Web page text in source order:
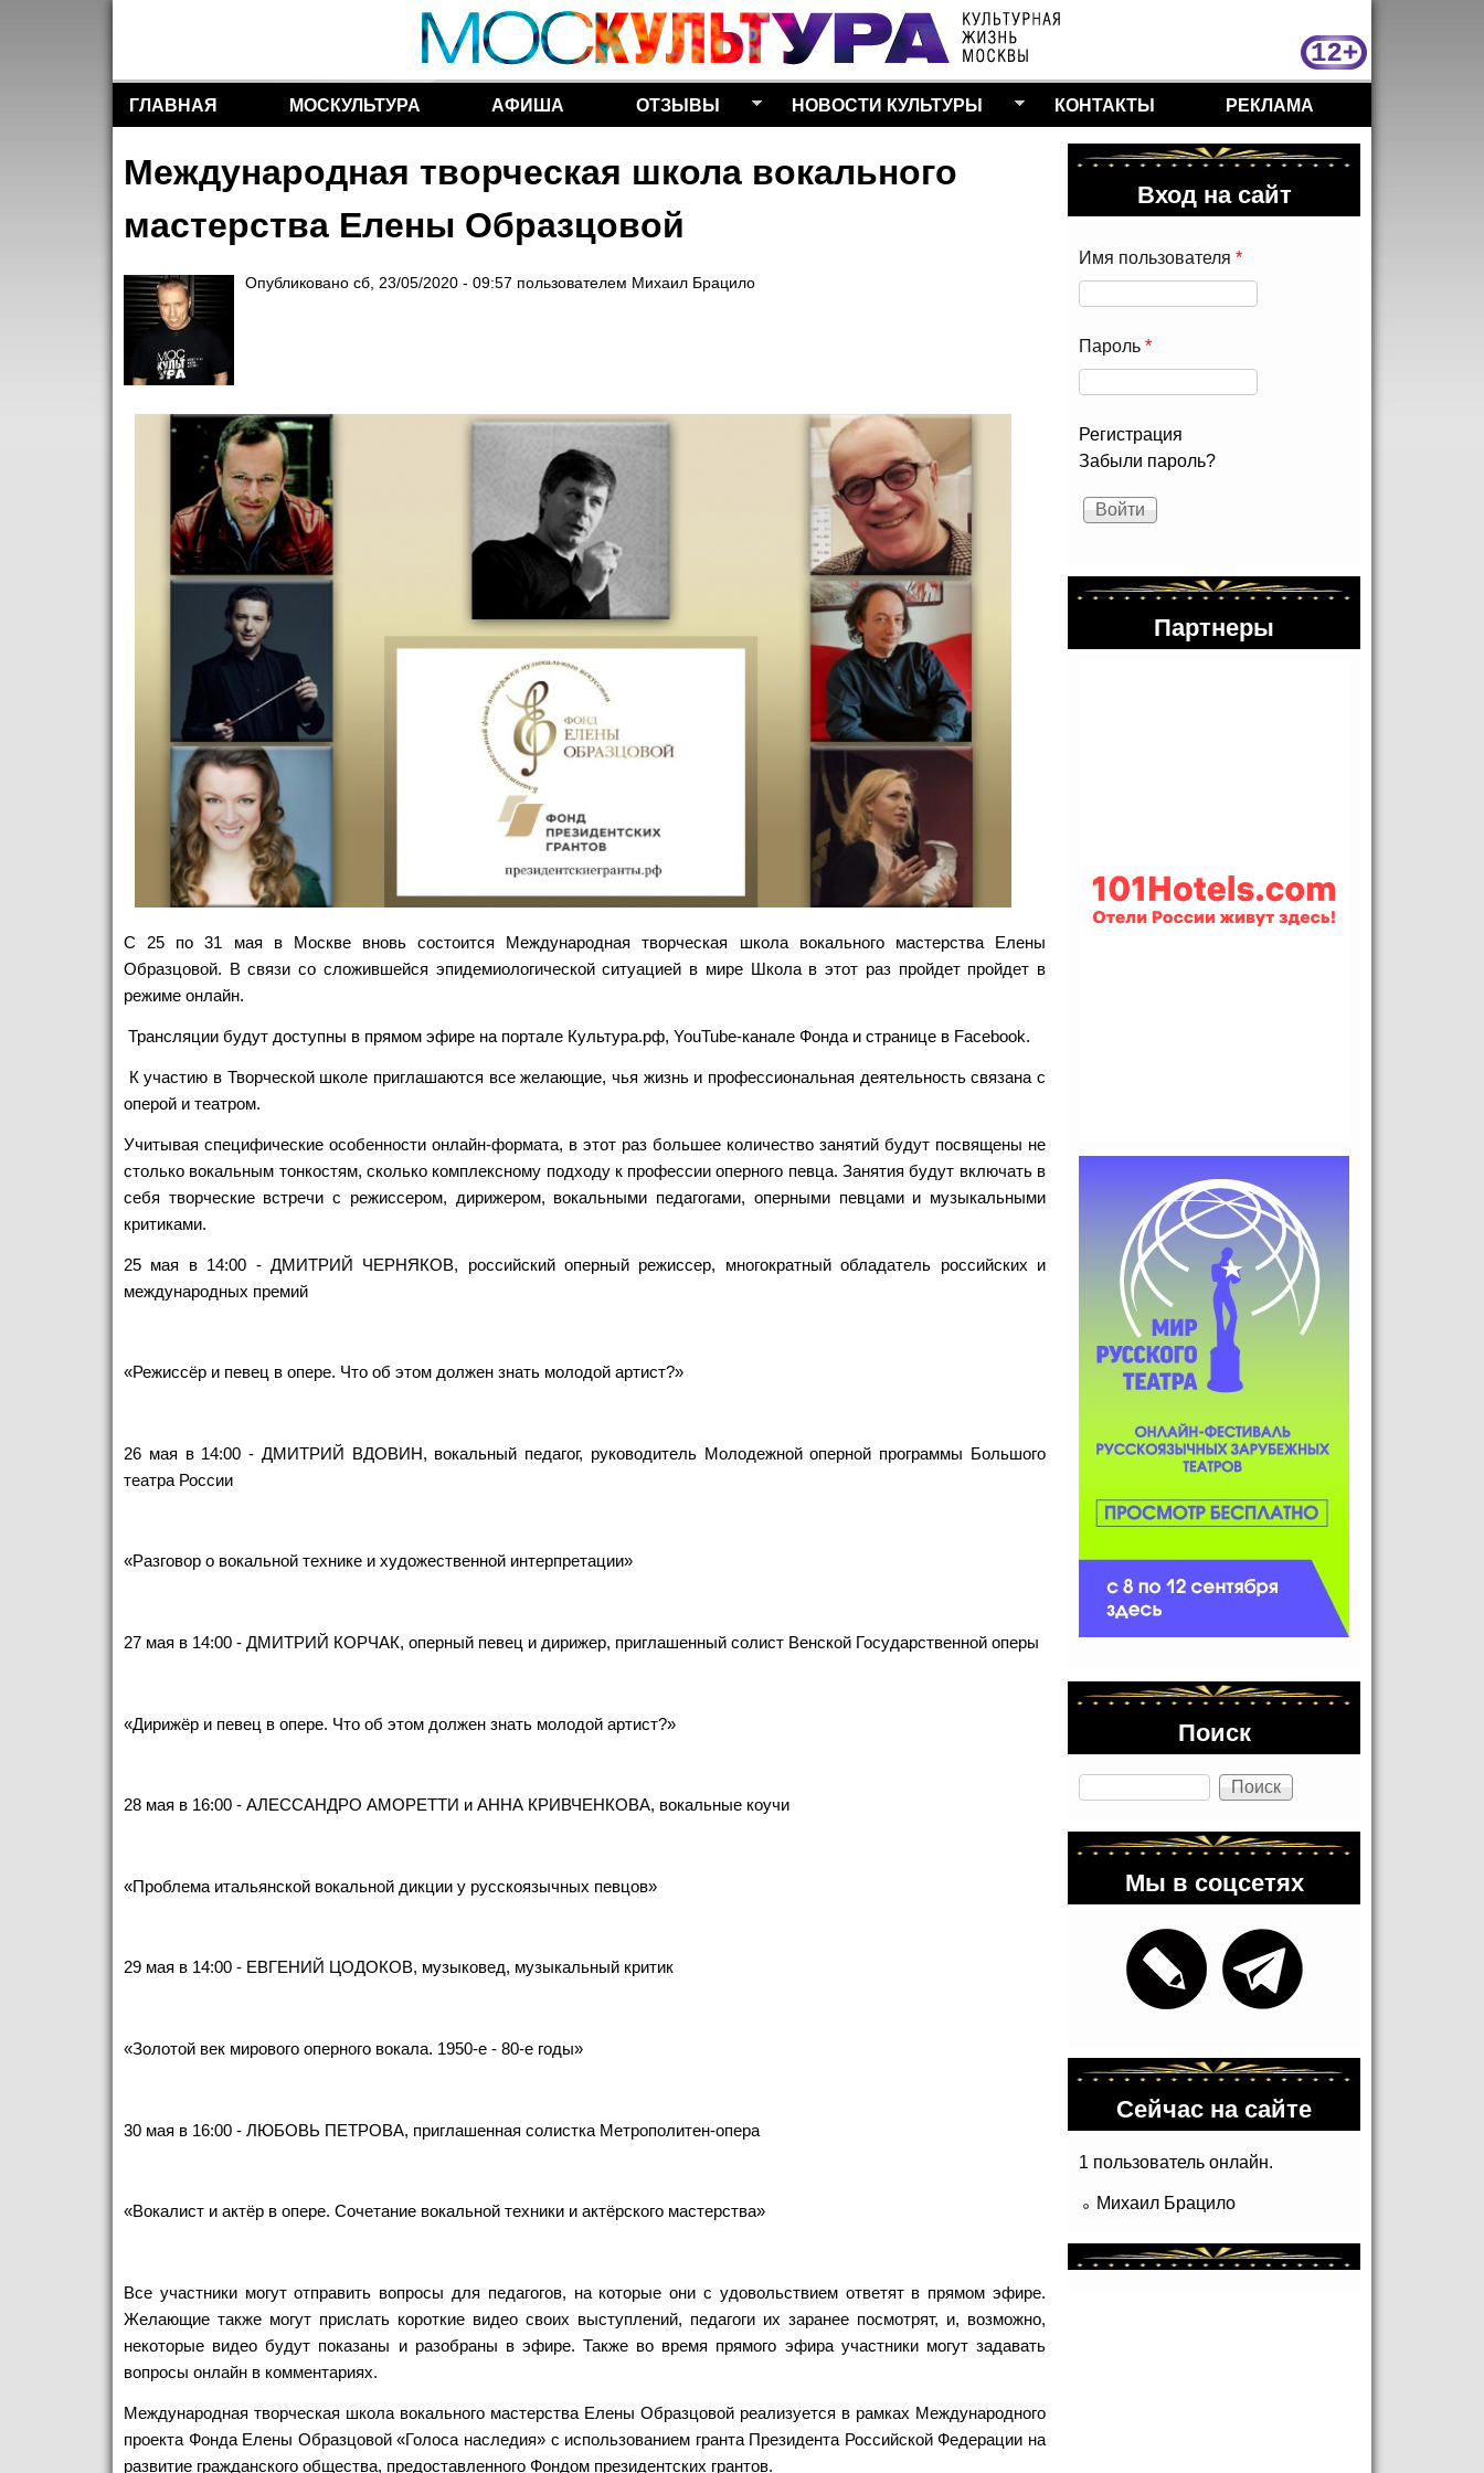
Перейти к основному
содержанию
Разделы сайта
ГЛАВНАЯ МОСКУЛЬТУРА АФИША ОТЗЫВЫ НОВОСТИ КУЛЬТУРЫ КОНТАКТЫ РЕКЛАМА
Международная творческая школа вокального
мастерства Елены Образцовой
Опубликовано сб, 23/05/2020 - 09:57 пользователем Михаил Брацило
С 25 по 31 мая в Москве вновь состоится Международная творческая школа вокального мастерства Елены
Образцовой. В связи со сложившейся эпидемиологической ситуацией в мире Школа в этот раз пройдет пройдет в
режиме онлайн.
Трансляции будут доступны в прямом эфире на портале Культура.рф, YouTube-канале Фонда и странице в Facebook.
К участию в Творческой школе приглашаются все желающие, чья жизнь и профессиональная деятельность связана с
оперой и театром.
Учитывая специфические особенности онлайн-формата, в этот раз большее количество занятий будут посвящены не
столько вокальным тонкостям, сколько комплексному подходу к профессии оперного певца. Занятия будут включать в
себя творческие встречи с режиссером, дирижером, вокальными педагогами, оперными певцами и музыкальными
критиками.
25 мая в 14:00 - ДМИТРИЙ ЧЕРНЯКОВ, российский оперный режиссер, многократный обладатель российских и
международных премий
«Режиссёр и певец в опере. Что об этом должен знать молодой артист?»
26 мая в 14:00 - ДМИТРИЙ ВДОВИН, вокальный педагог, руководитель Молодежной оперной программы Большого
театра России
«Разговор о вокальной технике и художественной интерпретации»
27 мая в 14:00 - ДМИТРИЙ КОРЧАК, оперный певец и дирижер, приглашенный солист Венской Государственной оперы
«Дирижёр и певец в опере. Что об этом должен знать молодой артист?»
28 мая в 16:00 - АЛЕССАНДРО АМОРЕТТИ и АННА КРИВЧЕНКОВА, вокальные коучи
«Проблема итальянской вокальной дикции у русскоязычных певцов»
29 мая в 14:00 - ЕВГЕНИЙ ЦОДОКОВ, музыковед, музыкальный критик
«Золотой век мирового оперного вокала. 1950-е - 80-е годы»
30 мая в 16:00 - ЛЮБОВЬ ПЕТРОВА, приглашенная солистка Метрополитен-опера
«Вокалист и актёр в опере. Сочетание вокальной техники и актёрского мастерства»
Все участники могут отправить вопросы для педагогов, на которые они с удовольствием ответят в прямом эфире.
Желающие также могут прислать короткие видео своих выступлений, педагоги их заранее посмотрят, и, возможно,
некоторые видео будут показаны и разобраны в эфире. Также во время прямого эфира участники могут задавать
вопросы онлайн в комментариях.
Международная творческая школа вокального мастерства Елены Образцовой реализуется в рамках Международного
проекта Фонда Елены Образцовой «Голоса наследия» с использованием гранта Президента Российской Федерации на
развитие гражданского общества, предоставленного Фондом президентских грантов.
Вход на сайт
Имя пользователя *
Пароль *
Регистрация
Забыли пароль?
Партнеры
Поиск
Поиск
Мы в соцсетях
Сейчас на сайте
1 пользователь онлайн.
Михаил Брацило